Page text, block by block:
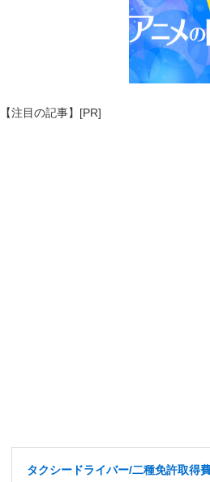
【注目の記事】[PR]
タクシードライバー/二種免許取得